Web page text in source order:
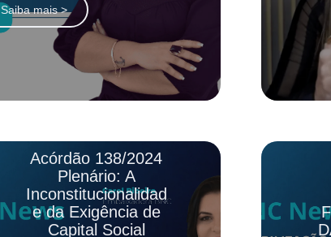
Saiba mais >
Acórdão 138/2024
Plenário: A
Inconstitucionalidad
e da Exigência de
Capital Social